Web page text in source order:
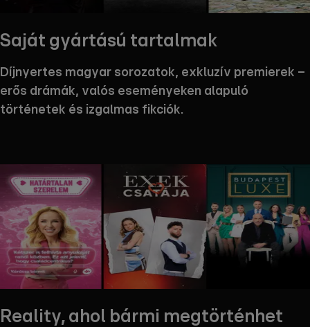
Saját gyártású tartalmak
Díjnyertes magyar sorozatok, exkluzív premierek –
erős drámák, valós eseményeken alapuló
történetek és izgalmas fikciók.
Reality, ahol bármi megtörténhet